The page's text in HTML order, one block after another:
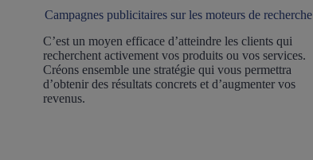
Campagnes publicitaires sur les moteurs de recherche
C’est un moyen efficace d’atteindre les clients qui
recherchent activement vos produits ou vos services.
Créons ensemble une stratégie qui vous permettra
d’obtenir des résultats concrets et d’augmenter vos
revenus.